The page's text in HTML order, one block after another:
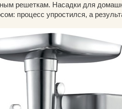
решеткам. Насадки для
процесс упростился, а